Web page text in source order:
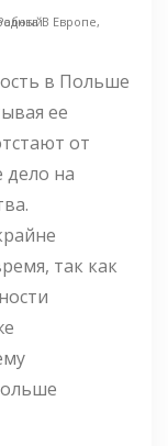
В Европе,
в Польше
ее
от
дело на
так как